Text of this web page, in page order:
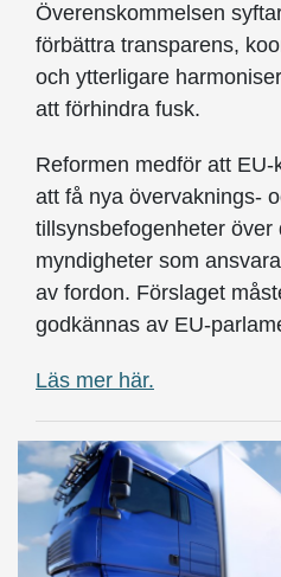
Överenskommelsen
förbättra transparens,
och ytterligare
att förhindra fusk.
Reformen medför att
att få nya övervaknings-
tillsynsbefogenheter över
myndigheter som
av fordon. Förslaget
godkännas av EU-
Läs mer här.